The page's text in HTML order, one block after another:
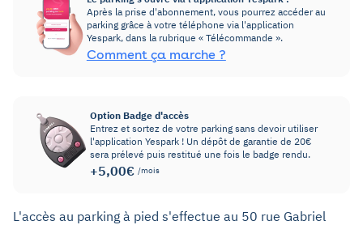
Après la prise d'abonnement, vous pourrez accéder au
parking grâce à votre téléphone via l'application
Yespark, dans la rubrique « Télécommande ».
Comment ça marche ?
Option Badge d'accès
Entrez et sortez de votre parking sans devoir utiliser
l'application Yespark ! Un dépôt de garantie de 20€
sera prélevé puis restitué une fois le badge rendu.
+5,00€ /mois
L'accès au parking à pied s'effectue au 50 rue Gabriel